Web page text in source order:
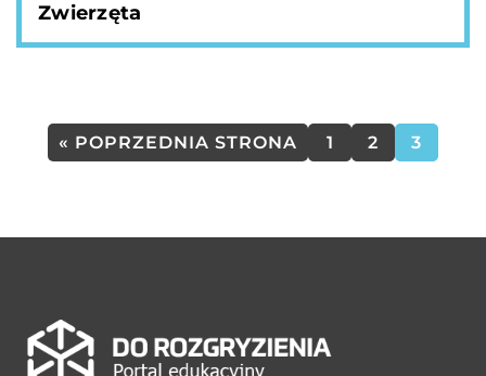
Zwierzęta
« POPRZEDNIA STRONA 1 2 3